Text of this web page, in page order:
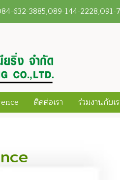
632-3885,089-144-2228,091-
ติดต่อเรา ร่วมงานกับเ